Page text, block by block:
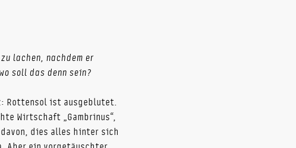
lachen, nachdem er
soll das denn sein?
Rottensol ist ausgeblutet.
Wirtschaft „Gambrinus“,
dies alles hinter sich